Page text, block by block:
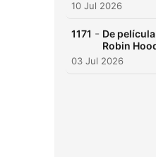
10 Jul 2026
1171 - De
Robin
03 Jul 2026